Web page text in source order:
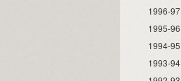
1996-97
1995-96
1994-95
1993-94